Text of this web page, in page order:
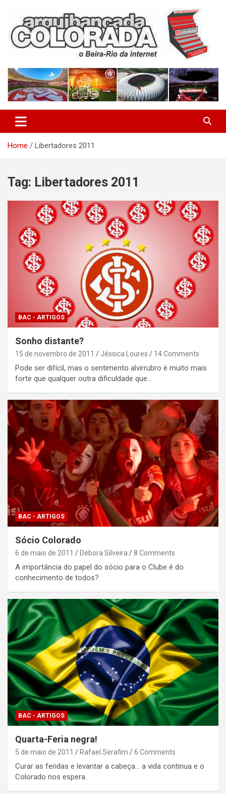
content
Arquibancada Colorada
Home Libertadores 2011
Tag: Libertadores 2011
BAC - ARTIGOS
Sonho distante?
15 de novembro de 2011 Jéssica Loures 14 Comments
Pode ser difícil, mas o sentimento alvirrubro é muito mais
forte que qualquer outra dificuldade que…
BAC - ARTIGOS
Sócio Colorado
6 de maio de 2011 Débora Silveira 8 Comments
A importância do papel do sócio para o Clube é do
conhecimento de todos?
BAC - ARTIGOS
Quarta-Feria negra!
5 de maio de 2011 Rafael Serafim 6 Comments
Curar as feridas e levantar a cabeça... a vida continua e o
Colorado nos espera.